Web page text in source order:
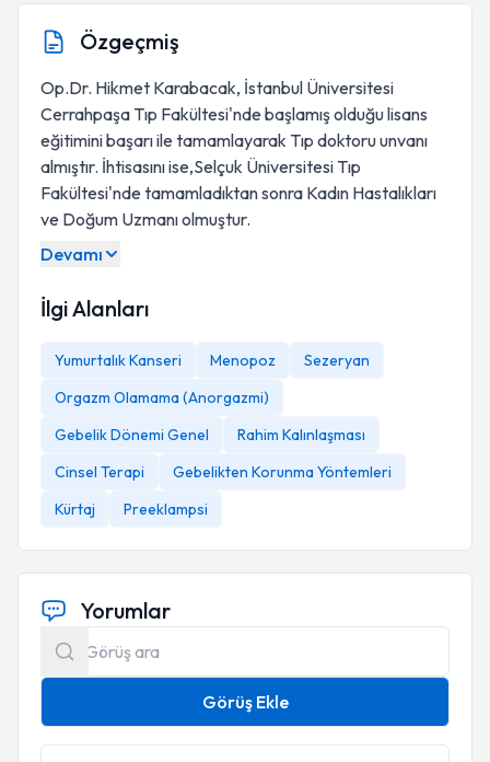
Özgeçmiş
Op.Dr. Hikmet Karabacak, İstanbul Üniversitesi
Cerrahpaşa Tıp Fakültesi'nde başlamış olduğu lisans
eğitimini başarı ile tamamlayarak Tıp doktoru unvanı
almıştır. İhtisasını ise,Selçuk Üniversitesi Tıp
Fakültesi'nde tamamladıktan sonra Kadın Hastalıkları
ve Doğum Uzmanı olmuştur.
Devamı
İlgi Alanları
Yumurtalık Kanseri Menopoz
Sezeryan
Orgazm Olamama (Anorgazmi)
Gebelik Dönemi Genel
Rahim Kalınlaşması
Cinsel Terapi
Gebelikten Korunma Yöntemleri
Kürtaj
Preeklampsi
Yorumlar
Görüş Ekle